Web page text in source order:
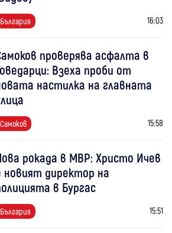
България 16:03
проверява асфалта в
Взеха проби от
настилка на главната
Самоков 15:58
рокада в МВР: Христо Ичев
новият директор на
в Бургас
България 15:51